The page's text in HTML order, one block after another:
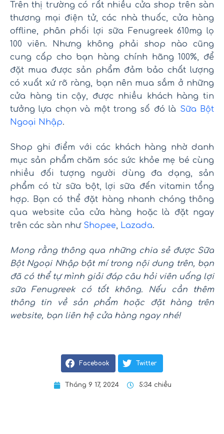
Trên thị trường có rất nhiều cửa shop trên sàn
thương mại điện tử, các nhà thuốc, cửa hàng
offline, phân phối lợi sữa Fenugreek 610mg lọ
100 viên. Nhưng không phải shop nào cũng
cung cấp cho bạn hàng chính hãng 100%, để
đặt mua được sản phẩm đảm bảo chất lượng
có xuất xứ rõ ràng, bạn nên mua sắm ở những
cửa hàng tin cậy, được nhiều khách hàng tin
tưởng lựa chọn và một trong số đó là Sữa Bột
Ngoại Nhập.
Shop ghi điểm với các khách hàng nhờ danh
mục sản phẩm chăm sóc sức khỏe mẹ bé cùng
nhiều đối tượng người dùng đa dạng, sản
phẩm có từ sữa bột, lợi sữa đến vitamin tổng
hợp. Bạn có thể đặt hàng nhanh chóng thông
qua website của cửa hàng hoặc là đặt ngay
trên các sàn như Shopee, Lazada.
Mong rằng thông qua những chia sẻ được Sữa
Bột Ngoại Nhập bật mí trong nội dung trên, bạn
đã có thể tự mình giải đáp câu hỏi viên uống lợi
sữa Fenugreek có tốt không. Nếu cần thêm
thông tin về sản phẩm hoặc đặt hàng trên
website, bạn liên hệ cửa hàng ngay nhé!
Facebook Twitter
Tháng 9 17, 2024 5:34 chiều